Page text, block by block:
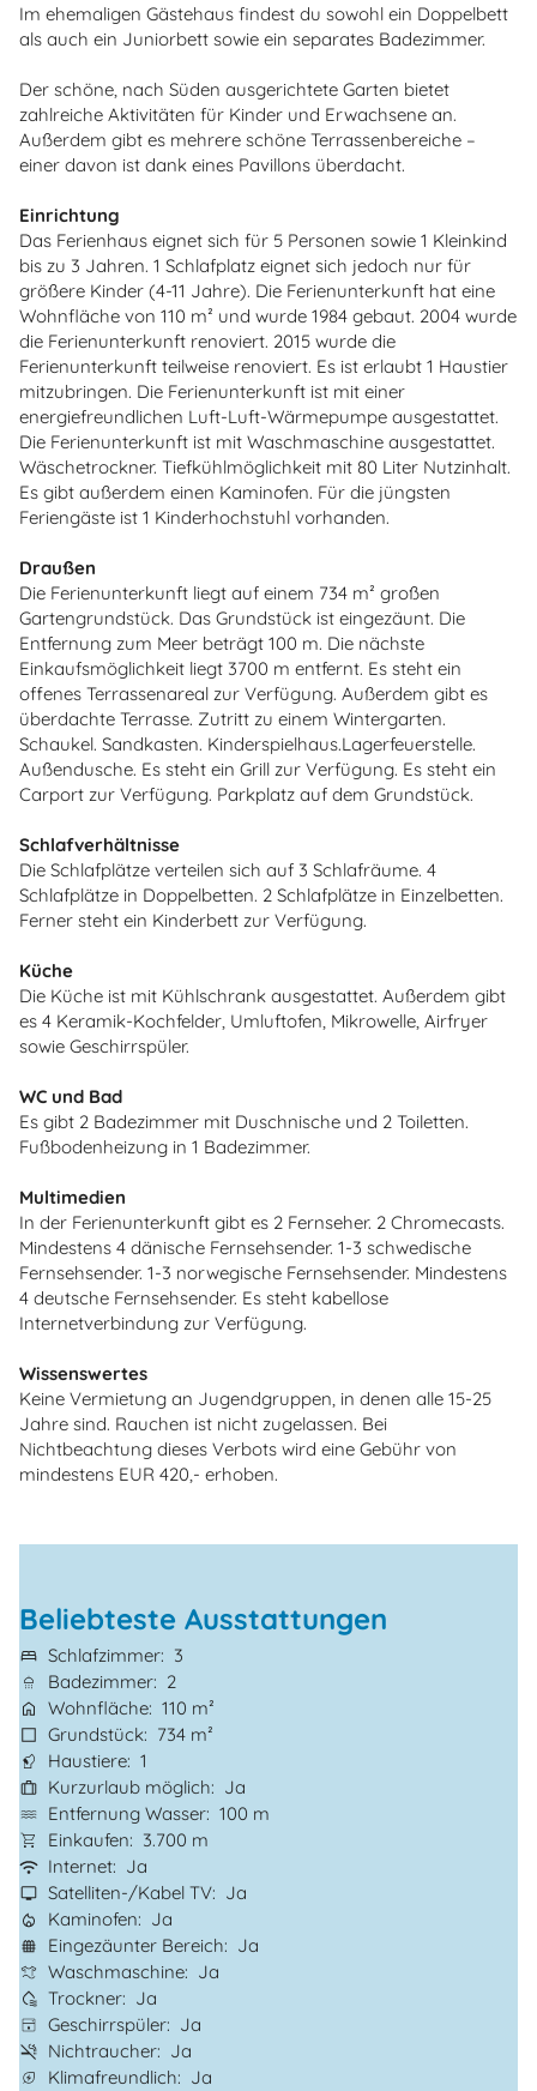
Im ehemaligen Gästehaus findest du sowohl ein Doppelbett
als auch ein Juniorbett sowie ein separates Badezimmer.
Der schöne, nach Süden ausgerichtete Garten bietet
zahlreiche Aktivitäten für Kinder und Erwachsene an.
Außerdem gibt es mehrere schöne Terrassenbereiche –
einer davon ist dank eines Pavillons überdacht.
Einrichtung
Das Ferienhaus eignet sich für 5 Personen sowie 1 Kleinkind
bis zu 3 Jahren. 1 Schlafplatz eignet sich jedoch nur für
größere Kinder (4-11 Jahre). Die Ferienunterkunft hat eine
Wohnfläche von 110 m² und wurde 1984 gebaut. 2004 wurde
die Ferienunterkunft renoviert. 2015 wurde die
Ferienunterkunft teilweise renoviert. Es ist erlaubt 1 Haustier
mitzubringen. Die Ferienunterkunft ist mit einer
energiefreundlichen Luft-Luft-Wärmepumpe ausgestattet.
Die Ferienunterkunft ist mit Waschmaschine ausgestattet.
Wäschetrockner. Tiefkühlmöglichkeit mit 80 Liter Nutzinhalt.
Es gibt außerdem einen Kaminofen. Für die jüngsten
Feriengäste ist 1 Kinderhochstuhl vorhanden.
Draußen
Die Ferienunterkunft liegt auf einem 734 m² großen
Gartengrundstück. Das Grundstück ist eingezäunt. Die
Entfernung zum Meer beträgt 100 m. Die nächste
Einkaufsmöglichkeit liegt 3700 m entfernt. Es steht ein
offenes Terrassenareal zur Verfügung. Außerdem gibt es
überdachte Terrasse. Zutritt zu einem Wintergarten.
Schaukel. Sandkasten. Kinderspielhaus.Lagerfeuerstelle.
Außendusche. Es steht ein Grill zur Verfügung. Es steht ein
Carport zur Verfügung. Parkplatz auf dem Grundstück.
Schlafverhältnisse
Die Schlafplätze verteilen sich auf 3 Schlafräume. 4
Schlafplätze in Doppelbetten. 2 Schlafplätze in Einzelbetten.
Ferner steht ein Kinderbett zur Verfügung.
Küche
Die Küche ist mit Kühlschrank ausgestattet. Außerdem gibt
es 4 Keramik-Kochfelder, Umluftofen, Mikrowelle, Airfryer
sowie Geschirrspüler.
WC und Bad
Es gibt 2 Badezimmer mit Duschnische und 2 Toiletten.
Fußbodenheizung in 1 Badezimmer.
Multimedien
In der Ferienunterkunft gibt es 2 Fernseher. 2 Chromecasts.
Mindestens 4 dänische Fernsehsender. 1-3 schwedische
Fernsehsender. 1-3 norwegische Fernsehsender. Mindestens
4 deutsche Fernsehsender. Es steht kabellose
Internetverbindung zur Verfügung.
Wissenswertes
Keine Vermietung an Jugendgruppen, in denen alle 15-25
Jahre sind. Rauchen ist nicht zugelassen. Bei
Nichtbeachtung dieses Verbots wird eine Gebühr von
mindestens EUR 420,- erhoben.
Beliebteste Ausstattungen
Schlafzimmer
3
Badezimmer
2
Wohnfläche 110 m²
Grundstück
734 m²
Haustiere 1
Kurzurlaub möglich
Ja
Entfernung Wasser 100 m
Einkaufen
3.700 m
Internet
Ja
Satelliten-/Kabel TV
Ja
Kaminofen
Ja
Eingezäunter Bereich
Ja
Waschmaschine
Ja
Trockner
Ja
Geschirrspüler
Ja
Nichtraucher
Ja
Klimafreundlich
Ja